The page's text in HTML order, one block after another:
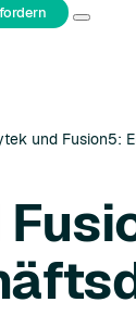
und Fusion5: